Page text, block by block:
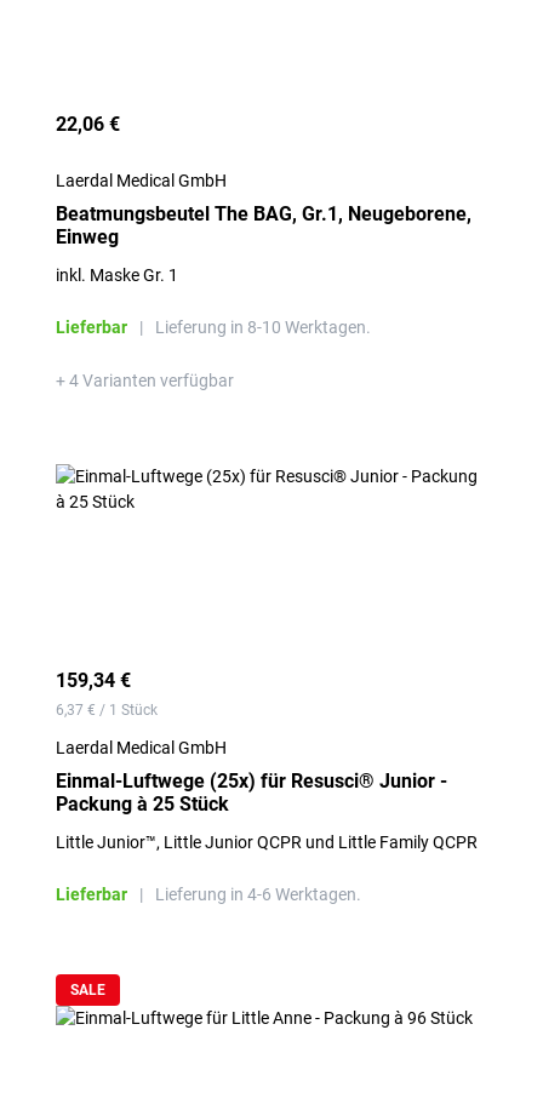
22,06 €
Laerdal Medical GmbH
Beatmungsbeutel The BAG, Gr.1, Neugeborene,
Einweg
inkl. Maske Gr. 1
Lieferbar | Lieferung in 8-10 Werktagen.
+ 4 Varianten verfügbar
159,34 €
6,37 € / 1 Stück
Laerdal Medical GmbH
Einmal-Luftwege (25x) für Resusci® Junior -
Packung à 25 Stück
Little Junior™, Little Junior QCPR und Little Family QCPR
Lieferbar | Lieferung in 4-6 Werktagen.
SALE